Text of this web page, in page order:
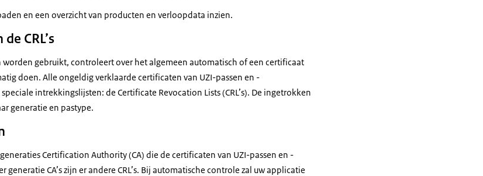
en een overzicht van producten en verloopdata inzien.
CRL’s
worden gebruikt, controleert over het algemeen automatisch of een certificaat
doen. Alle ongeldig verklaarde certificaten van UZI-passen en -
intrekkingslijsten: de Certificate Revocation Lists (CRL’s). De ingetrokken
generatie en pastype.
Certification Authority (CA) die de certificaten van UZI-passen en -
CA’s zijn er andere CRL’s. Bij automatische controle zal uw applicatie